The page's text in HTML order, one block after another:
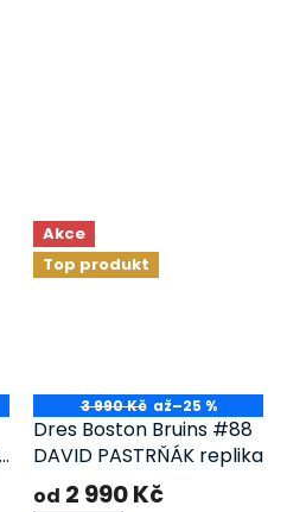
Akce
Top produkt
3 990 Kč až–25 %
Dres Boston Bruins #88
DAVID PASTRŇÁK replika
od 2 990 Kč